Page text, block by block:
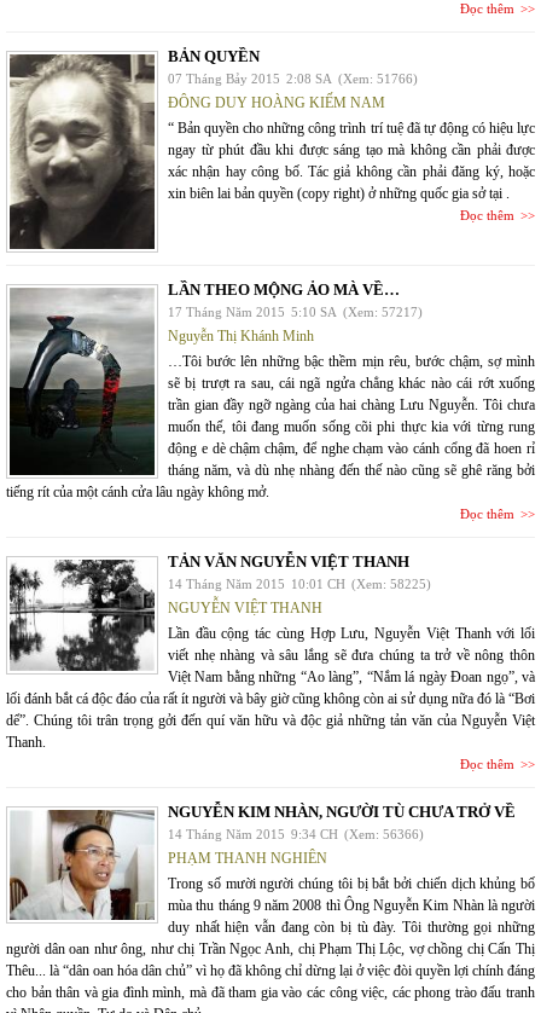
Đọc thêm
BẢN QUYỀN
07 Tháng Bảy 2015 2:08 SA (Xem: 51766)
ĐÔNG DUY HOÀNG KIẾM NAM
“ Bản quyền cho những công trình trí tuệ đã tự động có hiệu lực
ngay từ phút đầu khi được sáng tạo mà không cần phải được
xác nhận hay công bố. Tác giả không cần phải đăng ký, hoặc
xin biên lai bản quyền (copy right) ở những quốc gia sở tại .
Đọc thêm
LẦN THEO MỘNG ẢO MÀ VỀ…
17 Tháng Năm 2015 5:10 SA (Xem: 57217)
Nguyễn Thị Khánh Minh
…Tôi bước lên những bậc thềm mịn rêu, bước chậm, sợ mình
sẽ bị trượt ra sau, cái ngã ngửa chẳng khác nào cái rớt xuống
trần gian đầy ngỡ ngàng của hai chàng Lưu Nguyễn. Tôi chưa
muốn thế, tôi đang muốn sống cõi phi thực kia với từng rung
động e dè chậm chậm, để nghe chạm vào cánh cổng đã hoen rỉ
tháng năm, và dù nhẹ nhàng đến thế nào cũng sẽ ghê răng bởi
tiếng rít của một cánh cửa lâu ngày không mở.
Đọc thêm
TẢN VĂN NGUYỄN VIỆT THANH
14 Tháng Năm 2015 10:01 CH (Xem: 58225)
NGUYỄN VIỆT THANH
Lần đầu cộng tác cùng Hợp Lưu, Nguyễn Việt Thanh với lối
viết nhẹ nhàng và sâu lắng sẽ đưa chúng ta trở về nông thôn
Việt Nam bằng những “Ao làng”, “Nắm lá ngày Đoan ngọ”, và
lối đánh bắt cá độc đáo của rất ít người và bây giờ cũng không còn ai sử dụng nữa đó là “Bơi
dể”. Chúng tôi trân trọng gởi đến quí văn hữu và độc giả những tản văn của Nguyễn Việt
Thanh.
Đọc thêm
NGUYỄN KIM NHÀN, NGƯỜI TÙ CHƯA TRỞ VỀ
14 Tháng Năm 2015 9:34 CH (Xem: 56366)
PHẠM THANH NGHIÊN
Trong số mười người chúng tôi bị bắt bởi chiến dịch khủng bố
mùa thu tháng 9 năm 2008 thì Ông Nguyễn Kim Nhàn là người
duy nhất hiện vẫn đang còn bị tù đày. Tôi thường gọi những
người dân oan như ông, như chị Trần Ngọc Anh, chị Phạm Thị Lộc, vợ chồng chị Cấn Thị
Thêu... là “dân oan hóa dân chủ” vì họ đã không chỉ dừng lại ở việc đòi quyền lợi chính đáng
cho bản thân và gia đình mình, mà đã tham gia vào các công việc, các phong trào đấu tranh